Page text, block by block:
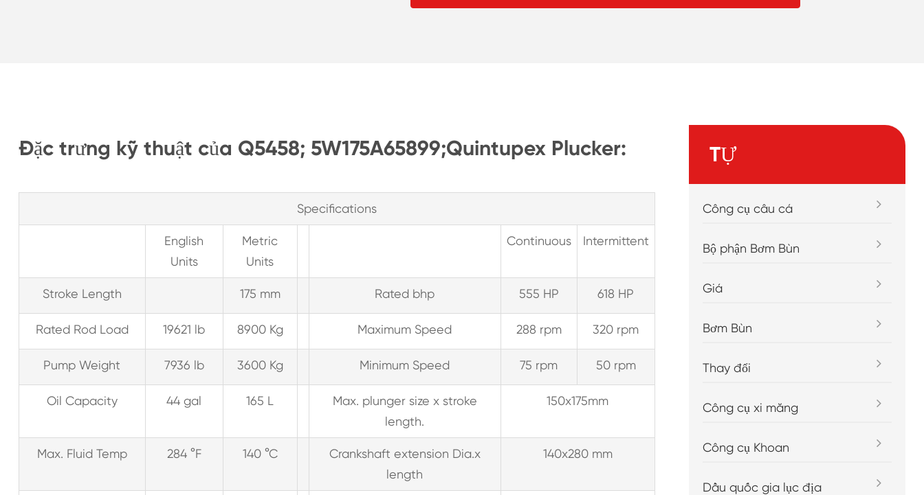
Đặc trưng kỹ thuật của Q5458; 5W175A65899;Quintupex Plucker:
Specifications
English
Units
Metric
Units
Continuous Intermittent
Stroke Length 175 mm Rated bhp 555 HP 618 HP
Rated Rod Load 19621 lb 8900 Kg Maximum Speed 288 rpm 320 rpm
Pump Weight 7936 lb 3600 Kg Minimum Speed 75 rpm 50 rpm
Oil Capacity 44 gal 165 L
Max. plunger size x stroke
length.
150x175mm
Max. Fluid Temp 284 °F 140 °C
Crankshaft extension Dia.x
length
140x280 mm
TỰ
Công cụ câu cá
Bộ phận Bơm Bùn
Giá
Bơm Bùn
Thay đổi
Công cụ xi măng
Công cụ Khoan
Dầu quốc gia lục địa